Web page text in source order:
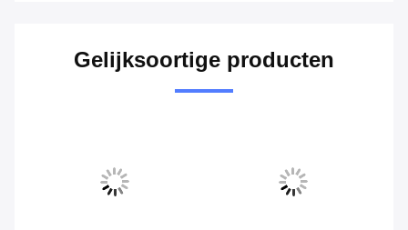
Gelijksoortige producten